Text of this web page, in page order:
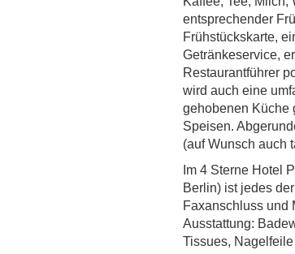
entsprechender
Frühstückskarte,
Getränkeservice,
Restaurantführer
wird auch eine
gehobenen Küche
Speisen.
(auf Wunsch auch
Im 4 Sterne Hotel
Berlin) ist jedes
Faxanschluss und
Ausstattung:
Tissues,